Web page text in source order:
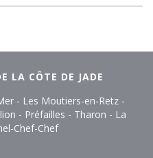
LA CÔTE DE JADE
- Les Moutiers-en-Retz -
- Préfailles - Tharon - La
Chef-Chef